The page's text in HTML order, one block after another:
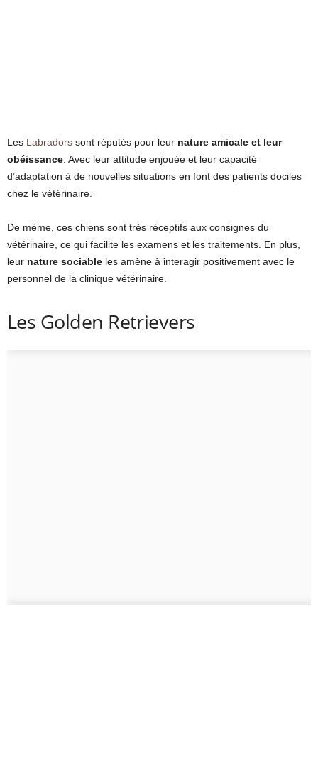
Les Labradors sont réputés pour leur nature amicale et leur
obéissance . Avec leur attitude enjouée et leur capacité
d’adaptation à de nouvelles situations en font des patients dociles
chez le vétérinaire.
De même, ces chiens sont très réceptifs aux consignes du
vétérinaire, ce qui facilite les examens et les traitements. En plus,
leur nature sociable les amène à interagir positivement avec le
personnel de la clinique vétérinaire.
Les Golden Retrievers